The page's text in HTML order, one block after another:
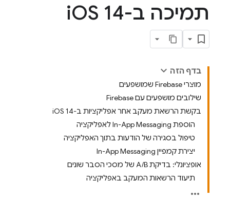
תמיכה ב-iOS 14
בדף הזה
מוצרי Firebase שמושפעים
שילובים מושפעים עם Firebase
בקשת הרשאת מעקב אחר אפליקציות ב-iOS 14
הוספת In-App Messaging לאפליקציה
טיפול בסגירה של הודעות בתוך האפליקציה
יצירת קמפיין In-App Messaging
אופציונלי: בדיקת A/B של מסכי הסבר שונים
תיעוד הרשאות המעקב באפליקציה